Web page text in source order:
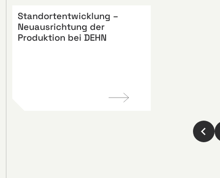
Standortentwicklung –
Neuausrichtung der
Produktion bei DEHN